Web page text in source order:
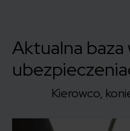
Aktualna baza
Kierowco,